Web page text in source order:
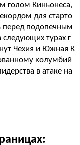
голом Киньонеса,
для старто
перед подопечным
следующих турах г
Чехия и Южная К
колумбий
в атаке на